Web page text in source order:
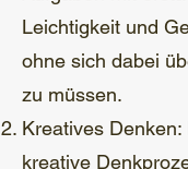
Leichtigkeit und
ohne sich dabei
zu müssen.
Kreatives
kreative